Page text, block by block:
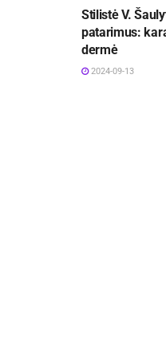
Stilistė V.
patarimus:
dermė
2024-09-13